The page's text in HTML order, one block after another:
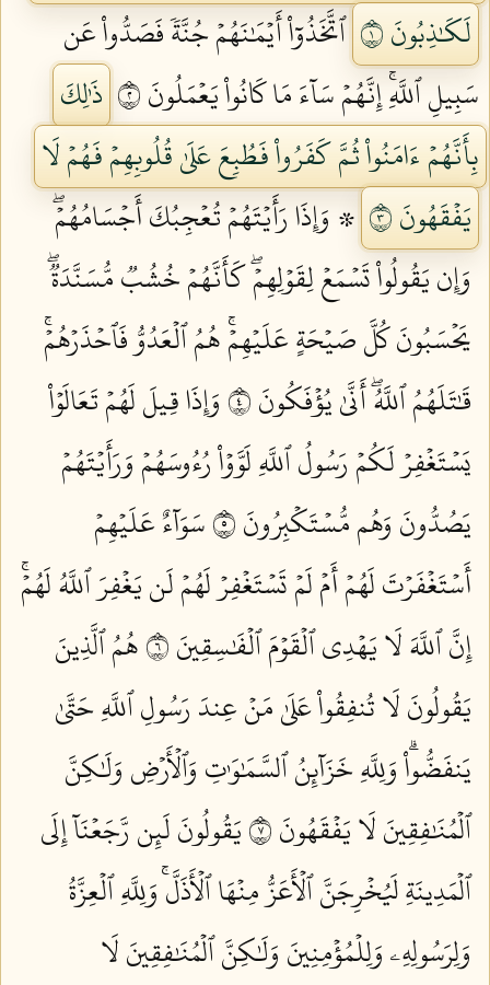
لَكَٰذِبُونَ ١
ٱتَّخَذُوٓاْ أَيۡمَٰنَهُمۡ جُنَّةٗ فَصَدُّواْ عَن
سَبِيلِ ٱللَّهِۚ إِنَّهُمۡ سَآءَ مَا كَانُواْ يَعۡمَلُونَ ٢
ذَٰلِكَ
بِأَنَّهُمۡ ءَامَنُواْ ثُمَّ كَفَرُواْ فَطُبِعَ عَلَىٰ قُلُوبِهِمۡ فَهُمۡ لَا
يَفۡقَهُونَ ٣
۞ وَإِذَا رَأَيۡتَهُمۡ تُعۡجِبُكَ أَجۡسَامُهُمۡۖ
وَإِن يَقُولُواْ تَسۡمَعۡ لِقَوۡلِهِمۡۖ كَأَنَّهُمۡ خُشُبٞ مُّسَنَّدَةٞۖ
يَحۡسَبُونَ كُلَّ صَيۡحَةٍ عَلَيۡهِمۡۚ هُمُ ٱلۡعَدُوُّ فَٱحۡذَرۡهُمۡۚ
قَٰتَلَهُمُ ٱللَّهُۖ أَنَّىٰ يُؤۡفَكُونَ ٤
وَإِذَا قِيلَ لَهُمۡ تَعَالَوۡاْ
يَسۡتَغۡفِرۡ لَكُمۡ رَسُولُ ٱللَّهِ لَوَّوۡاْ رُءُوسَهُمۡ وَرَأَيۡتَهُمۡ
يَصُدُّونَ وَهُم مُّسۡتَكۡبِرُونَ ٥
سَوَآءٌ عَلَيۡهِمۡ
أَسۡتَغۡفَرۡتَ لَهُمۡ أَمۡ لَمۡ تَسۡتَغۡفِرۡ لَهُمۡ لَن يَغۡفِرَ ٱللَّهُ لَهُمۡۚ
إِنَّ ٱللَّهَ لَا يَهۡدِي ٱلۡقَوۡمَ ٱلۡفَٰسِقِينَ ٦
هُمُ ٱلَّذِينَ
يَقُولُونَ لَا تُنفِقُواْ عَلَىٰ مَنۡ عِندَ رَسُولِ ٱللَّهِ حَتَّىٰ
يَنفَضُّواْۗ وَلِلَّهِ خَزَآئِنُ ٱلسَّمَٰوَٰتِ وَٱلۡأَرۡضِ وَلَٰكِنَّ
ٱلۡمُنَٰفِقِينَ لَا يَفۡقَهُونَ ٧
يَقُولُونَ لَئِن رَّجَعۡنَآ إِلَى
ٱلۡمَدِينَةِ لَيُخۡرِجَنَّ ٱلۡأَعَزُّ مِنۡهَا ٱلۡأَذَلَّۚ وَلِلَّهِ ٱلۡعِزَّةُ
وَلِرَسُولِهِۦ وَلِلۡمُؤۡمِنِينَ وَلَٰكِنَّ ٱلۡمُنَٰفِقِينَ لَا